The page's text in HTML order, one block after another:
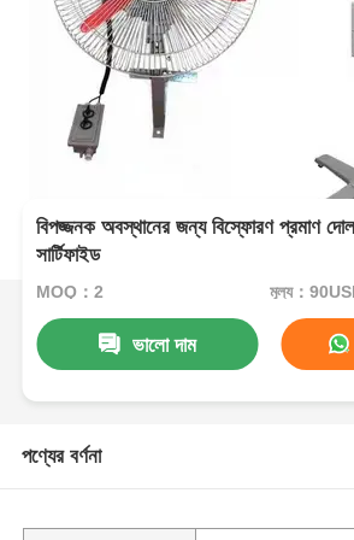
বিপজ্জনক অবস্থানের জন্য বিস্ফোরণ প্রমাণ
সার্টিফাইড
MOQ：2 মূল্য：
ভালো দাম
পণ্যের বর্ণনা